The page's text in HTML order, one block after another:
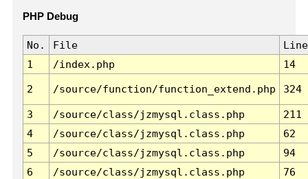
PHP Debug
No. File
Line
1
/index.php 14
2 /source/function/function_extend.php 324
3 /source/class/jzmysql.class.php
211
4
/source/class/jzmysql.class.php
62
5
/source/class/jzmysql.class.php
94
6
/source/class/jzmysql.class.php 76